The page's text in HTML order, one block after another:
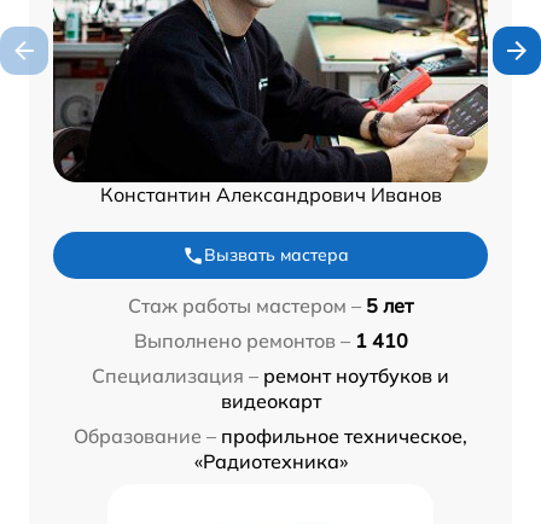
Константин Александрович Иванов
Вызвать мастера
Стаж работы мастером – 5 лет
Выполнено ремонтов – 1 410
Специализация – ремонт ноутбуков и
видеокарт
Образование – профильное техническое,
«Радиотехника»